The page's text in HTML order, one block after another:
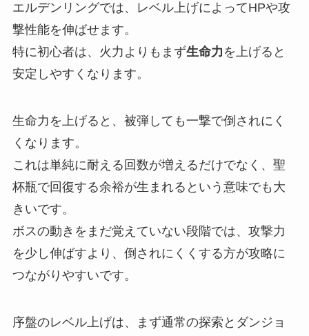
エルデンリングでは、レベル上げによってHPや攻
撃性能を伸ばせます。
特に初心者は、火力よりもまず生命力 を上げると
安定しやすくなります。
生命力を上げると、被弾しても一撃で倒されにく
くなります。
これは単純に耐える回数が増えるだけでなく、聖
杯瓶で回復する余裕が生まれるという意味でも大
きいです。
ボスの動きをまだ覚えていない段階では、攻撃力
を少し伸ばすより、倒されにくくする方が攻略に
つながりやすいです。
序盤のレベル上げは、まず通常の探索とダンジョ